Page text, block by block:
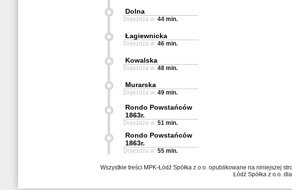
Dolna
Dojeżdża w: 44 min.
Łagiewnicka
Dojeżdża w: 46 min.
Kowalska
Dojeżdża w: 48 min.
Murarska
Dojeżdża w: 49 min.
Rondo Powstańców
1863r.
Dojeżdża w: 51 min.
Rondo Powstańców
1863r.
Dojeżdża w: 55 min.
Wszystkie treści MPK-Łódź Spółka z o.o. opublikowane na niniejszej
Łódź Spółka z o.o.